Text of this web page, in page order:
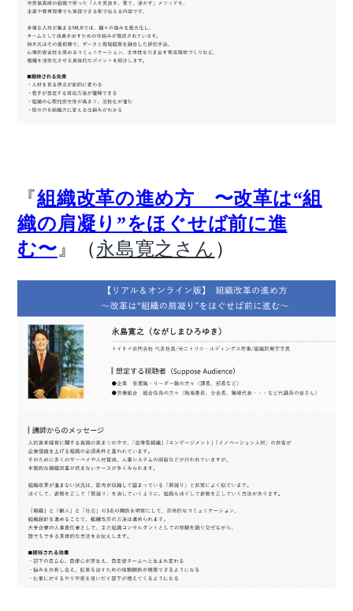
『組織改革の進め方 〜改革は“組
織の肩凝り”をほぐせば前に進
む〜 』（永島寛之さん ）